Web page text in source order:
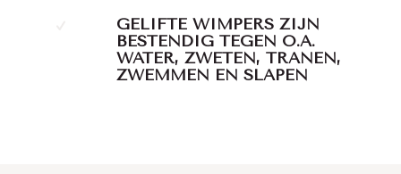
GELIFTE WIMPERS ZIJN
BESTENDIG TEGEN O.A.
WATER, ZWETEN, TRANEN,
ZWEMMEN EN SLAPEN